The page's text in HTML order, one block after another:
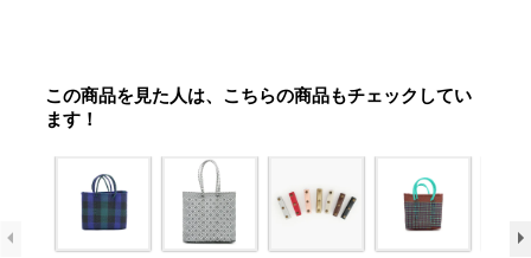
この商品を見た人は、こちらの商品もチェックしてい
ます！